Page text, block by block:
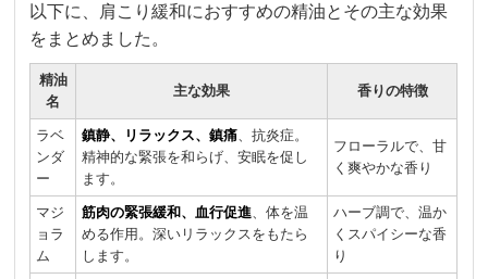
以下に、肩こり緩和におすすめの精油とその主な効果
をまとめました。
精油
名
主な効果 香りの特徴
ラベ
ンダ
ー
鎮静、リラックス、鎮痛 、抗炎症。
精神的な緊張を和らげ、安眠を促し
ます。
フローラルで、甘
く爽やかな香り
マジ
ョラ
ム
筋肉の緊張緩和、血行促進 、体を温
める作用。深いリラックスをもたら
します。
ハーブ調で、温か
くスパイシーな香
り